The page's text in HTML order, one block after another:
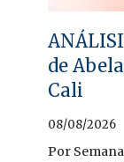
de
Cali
08/08/2026
Por